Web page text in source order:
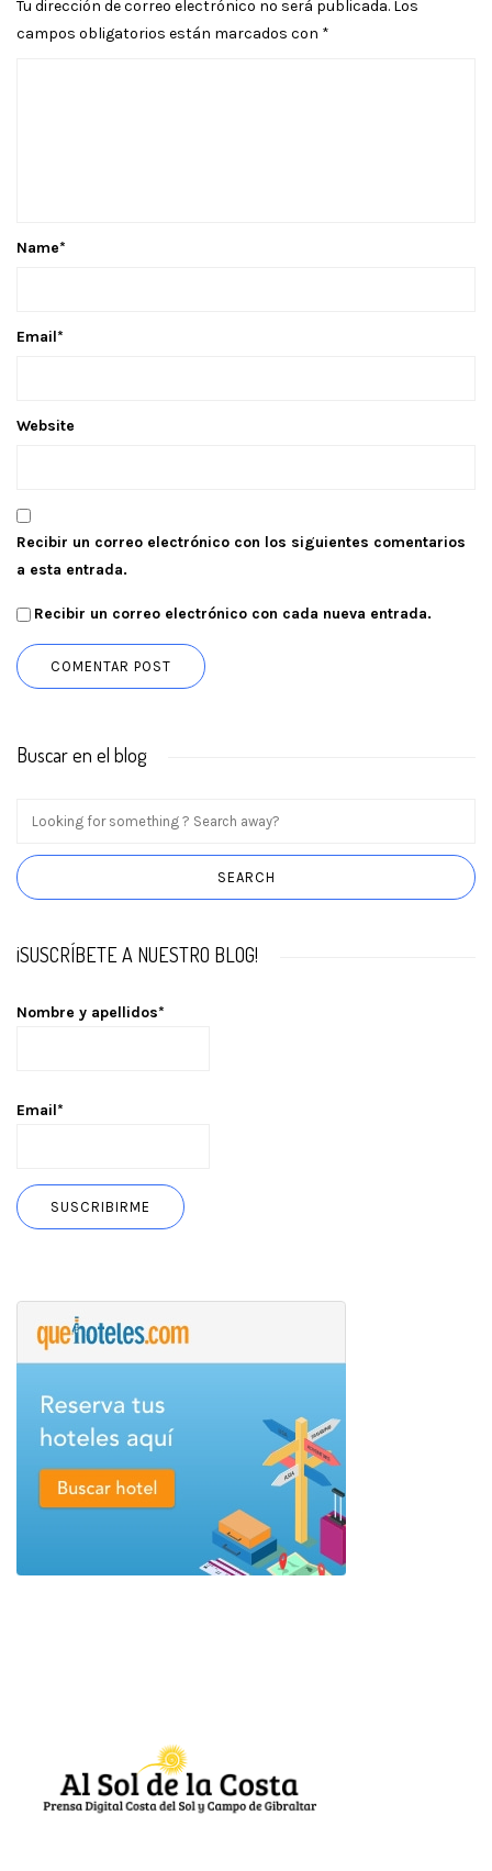
Tu dirección de correo electrónico no será publicada. Los
campos obligatorios están marcados con *
Name*
Email*
Website
Recibir un correo electrónico con los siguientes comentarios
a esta entrada.
Recibir un correo electrónico con cada nueva entrada.
Buscar en el blog
¡SUSCRÍBETE A NUESTRO BLOG!
Nombre y apellidos*
Email*